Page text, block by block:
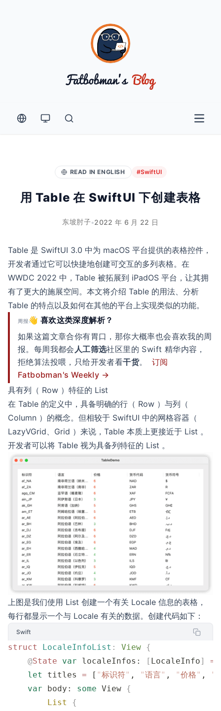
Open
READ IN ENGLISH #SwiftUI
用 Table 在 SwiftUI 下创建表格
东坡肘子•2022 年 6 月 22 日
Table 是 SwiftUI 3.0 中为 macOS 平台提供的表格控件，
开发者通过它可以快捷地创建可交互的多列表格。在
WWDC 2022 中，Table 被拓展到 iPadOS 平台，让其拥
有了更大的施展空间。本文将介绍 Table 的用法、分析
Table 的特点以及如何在其他的平台上实现类似的功能。
周报👋 喜欢这类深度解析？
如果这篇文章合你有胃口，那你大概率也会喜欢我的周
报。每周我都会 人工筛选社区里的 Swift 精华内容，
拒绝算法投喂，只给开发者看干货。
订阅
Fatbobman's Weekly →
具有列（ Row ）特征的 List
在 Table 的定义中，具备明确的行（ Row ）与列（
Column ）的概念。但相较于 SwiftUI 中的网格容器（
LazyVGrid、Grid ）来说，Table 本质上更接近于 List 。
开发者可以将 Table 视为具备列特征的 List 。
上图是我们使用 List 创建一个有关 Locale 信息的表格，
每行都显示一个与 Locale 有关的数据。创建代码如下：
Swift
struct LocaleInfoList : View {
    @
State var localeInfos: [ LocaleInfo] =
    let
titles = [ "标识符" , "语言" , "价格" , "
    var
body: some View {
        List
{